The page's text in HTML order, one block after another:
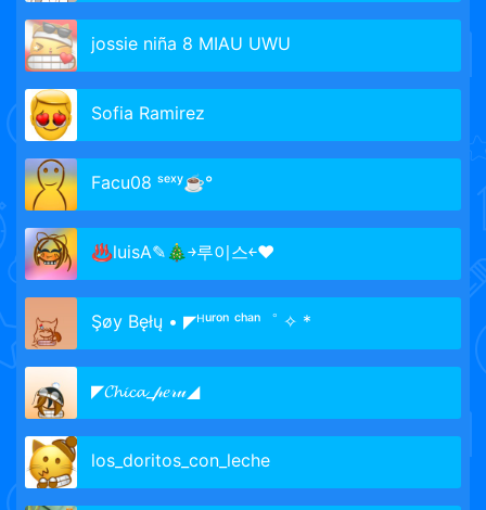
jossie niña 8 MIAU UWU
Sofia Ramirez
Facu08 ˢᵉˣʸ☕°
♨luisA✎🎄￫루이스￩♥
Şøy Bęłų • ◤ᴴᵘʳᵒⁿ ᶜʰᵃⁿ゜ ✧ *
◤𝓒𝓱𝓲𝓬𝓪_𝓅𝑒𝓇𝓊◢
los_doritos_con_leche